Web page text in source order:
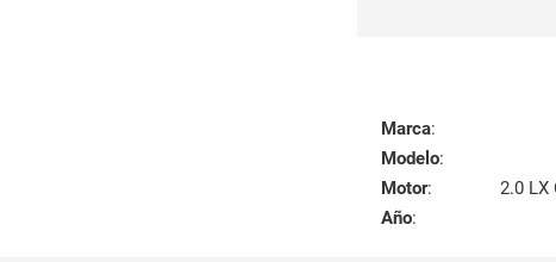
Marca:
Modelo:
Motor:
2.0 LX
Año: